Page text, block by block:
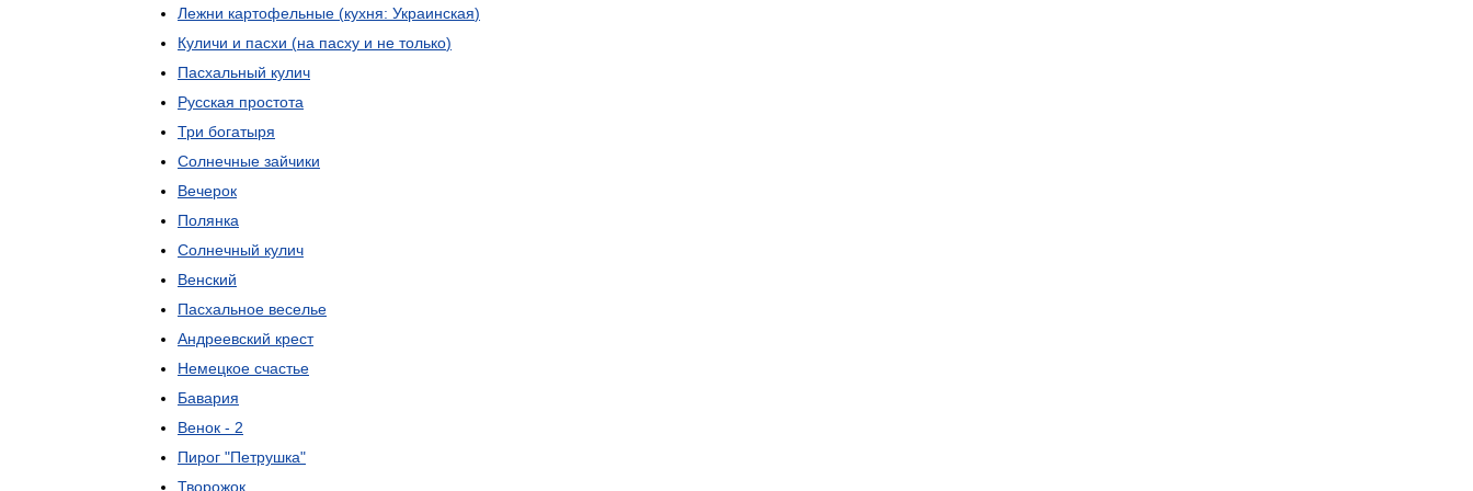
Лежни картофельные (кухня: Украинская)
Куличи и пасхи (на пасху и не только)
Пасхальный кулич
Русская простота
Три богатыря
Солнечные зайчики
Вечерок
Полянка
Солнечный кулич
Венский
Пасхальное веселье
Андреевский крест
Немецкое счастье
Бавария
Венок - 2
Пирог "Петрушка"
Творожок